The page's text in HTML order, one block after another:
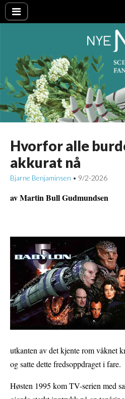
Nye
Hvorfor alle
akkurat nå
Bjarne Benjaminsen • 9/2-2026
av Martin Bull Gudmundsen
utkanten av det kjente rom våknet
og satte dette fredsoppdraget i fare.
Høsten 1995 kom TV-serien med